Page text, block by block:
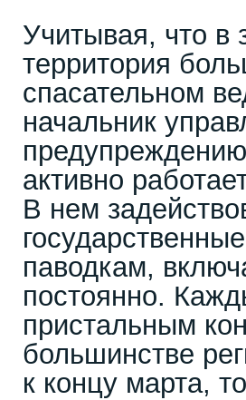
Учитывая, что в
территория
спасательном
начальник
активно
В нем
паводкам,
постоянно.
пристальным
большинстве
к концу марта,